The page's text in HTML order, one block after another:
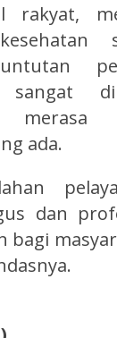
rakyat,
sangat
ada.
dan
bagi